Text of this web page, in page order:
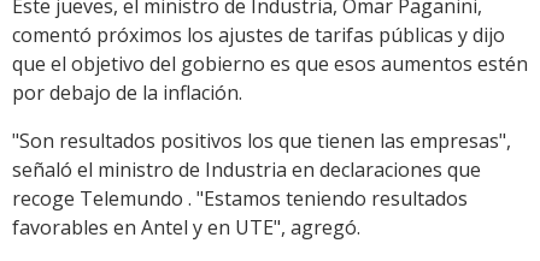
Este jueves, el ministro de Industria, Omar Paganini,
comentó próximos los ajustes de tarifas públicas y dijo
que el objetivo del gobierno es que esos aumentos estén
por debajo de la inflación.
"Son resultados positivos los que tienen las empresas",
señaló el ministro de Industria en declaraciones que
recoge Telemundo . "Estamos teniendo resultados
favorables en Antel y en UTE", agregó.